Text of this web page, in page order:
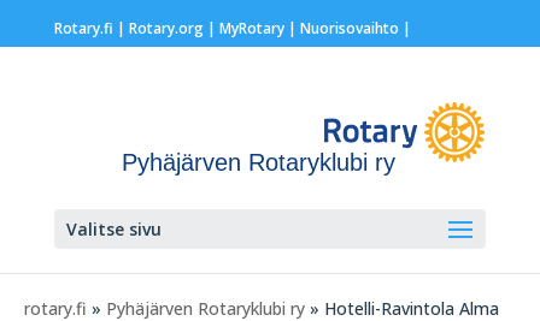
Rotary.fi | Rotary.org| MyRotary | Nuorisovaihto |
Pyhäjärven Rotaryklubi ry
Valitse sivu
rotary.fi » Pyhäjärven Rotaryklubi ry » Hotelli-Ravintola Alma